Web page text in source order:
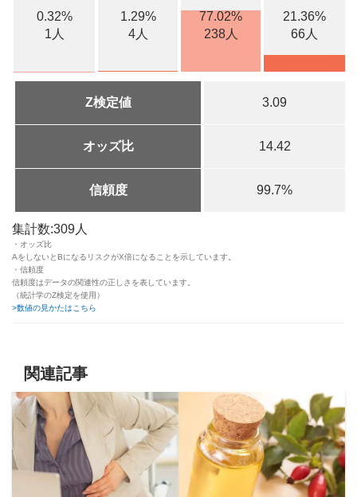
0.32%
1人
1.29%
4人
77.02%
238人
21.36%
66人
Z検定値 3.09
オッズ比 14.42
信頼度 99.7%
集計数:309人
・オッズ比
AをしないとBになるリスクがX倍になることを示しています。
・信頼度
信頼度はデータの関連性の正しさを表しています。
（統計学のZ検定を使用）
>数値の見かたはこちら
関連記事